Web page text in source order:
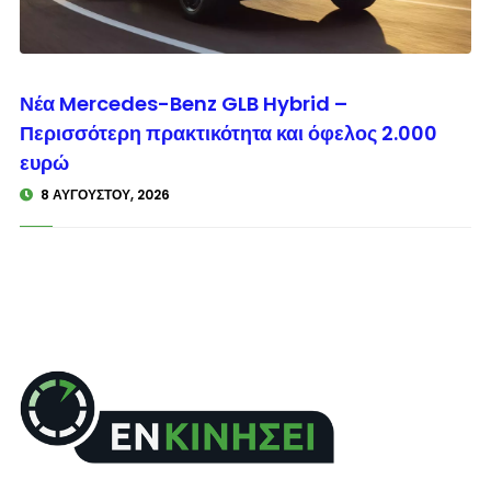
Νέα Mercedes-Benz GLB Hybrid –
Περισσότερη πρακτικότητα και όφελος 2.000
ευρώ
8 ΑΥΓΟΎΣΤΟΥ, 2026